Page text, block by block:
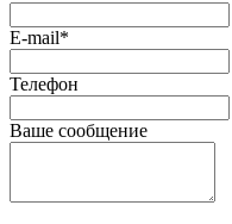
E-mail*
Телефон
Ваше сообщение